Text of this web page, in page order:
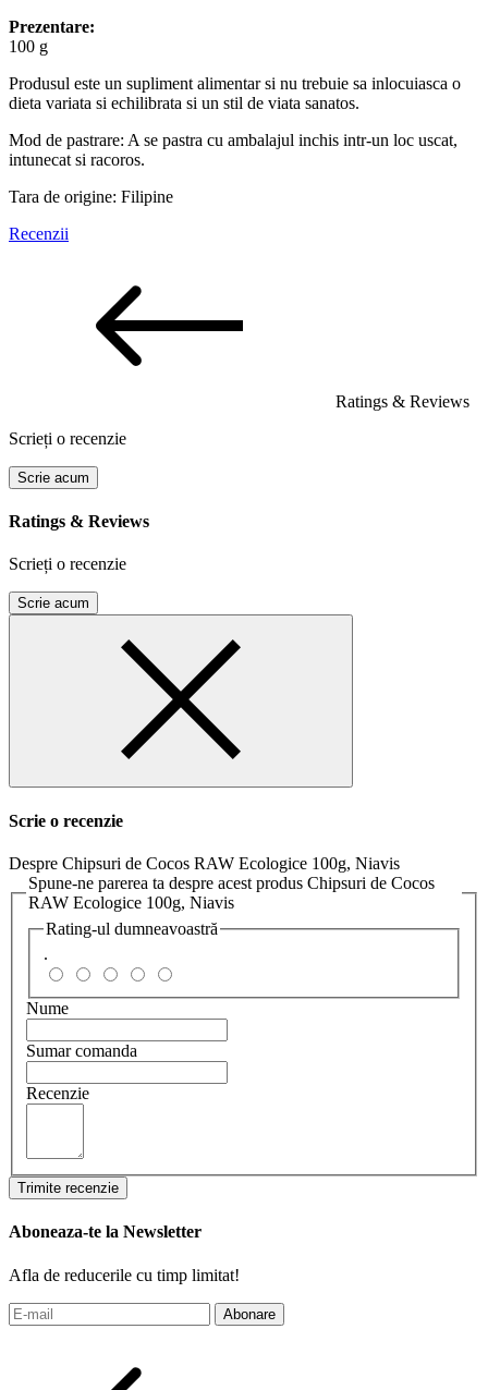
Prezentare:
100 g
Produsul este un supliment alimentar si nu trebuie sa inlocuiasca o
dieta variata si echilibrata si un stil de viata sanatos.
Mod de pastrare: A se pastra cu ambalajul inchis intr-un loc uscat,
intunecat si racoros.
Tara de origine: Filipine
Recenzii
Ratings & Reviews
Scrieți o recenzie
Scrie acum
Ratings & Reviews
Scrieți o recenzie
Scrie acum
Scrie o recenzie
Despre Chipsuri de Cocos RAW Ecologice 100g, Niavis
Spune-ne parerea ta despre acest produs Chipsuri de Cocos
RAW Ecologice 100g, Niavis
Rating-ul dumneavoastră
.
Nume
Sumar comanda
Recenzie
Trimite recenzie
Aboneaza-te la Newsletter
Afla de reducerile cu timp limitat!
Abonare